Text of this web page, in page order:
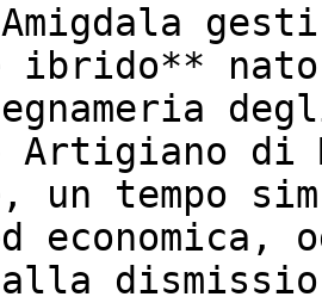
ibrido**
di
un tempo
economica,